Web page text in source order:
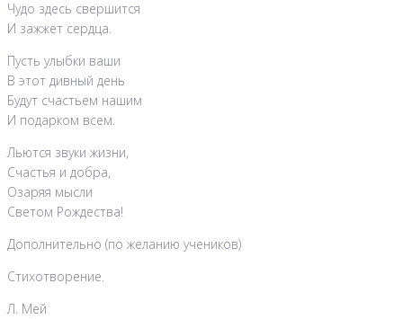
Чудо здесь свершится
И зажжет сердца.
Пусть улыбки ваши
В этот дивный день
Будут счастьем нашим
И подарком всем.
Льются звуки жизни,
Счастья и добра,
Озаряя мысли
Светом Рождества!
Дополнительно (по желанию учеников)
Стихотворение.
Л. Мей